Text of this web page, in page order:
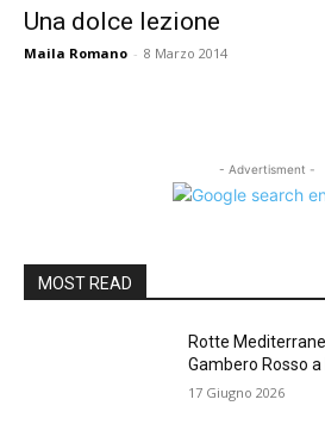
Una dolce lezione
Maila Romano - 8 Marzo 2014
- Advertisment -
MOST READ
Rotte
Gambero Rosso
17 Giugno 2026